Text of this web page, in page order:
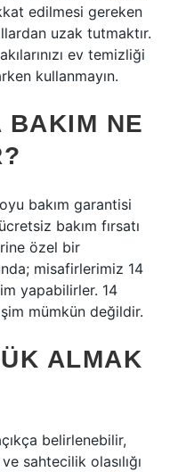
edilmesi gereken
uzak tutmaktır.
ev temizliği
kullanmayın.
BAKIM NE
bakım garantisi
bakım fırsatı
özel bir
misafirlerimiz 14
yapabilirler. 14
mümkün değildir.
ALMAK
belirlenebilir,
sahtecilik olasılığı